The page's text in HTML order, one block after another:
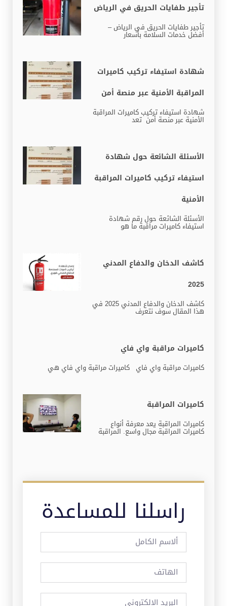
تأجير طفايات الحريق في الرياض
تأجير طفايات الحريق في الرياض –
أفضل خدمات السلامة بأسعار
شهادة استيفاء تركيب كاميرات
المراقبة الأمنية عبر منصة أمن
شهادة استيفاء تركيب كاميرات المراقبة
الأمنية عبر منصة أمن تعد
الأسئلة الشائعة حول شهادة
استيفاء تركيب كاميرات المراقبة
الأمنية
الأسئلة الشائعة حول رقم شهادة
استيفاء كاميرات مراقبة ما هو
كاشف الدخان والدفاع المدني
2025
كاشف الدخان والدفاع المدني 2025 في
هذا المقال سوف نتعرف
كاميرات مراقبة واي فاي
كاميرات مراقبة واي فاي كاميرات مراقبة واي فاي هي
كاميرات المراقبة
كاميرات المراقبة يعد معرفة أنواع
كاميرات المراقبة مجال واسع. المراقبة
راسلنا للمساعدة